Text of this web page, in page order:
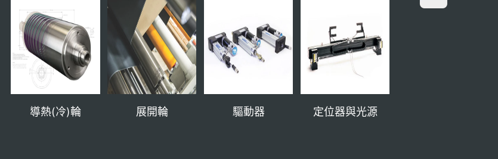
導熱(冷)輪 展開輪 驅動器 定位器與光源